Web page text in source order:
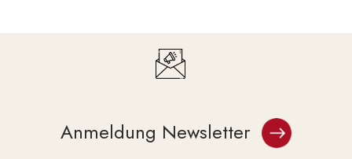
Anmeldung Newsletter